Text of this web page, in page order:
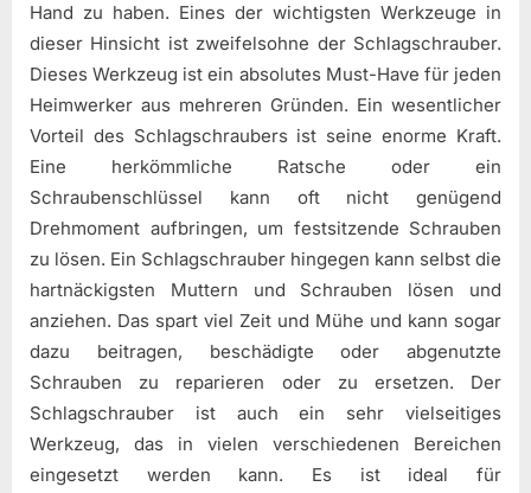
Hand zu haben. Eines der wichtigsten Werkzeuge in
dieser Hinsicht ist zweifelsohne der Schlagschrauber.
Dieses Werkzeug ist ein absolutes Must-Have für jeden
Heimwerker aus mehreren Gründen. Ein wesentlicher
Vorteil des Schlagschraubers ist seine enorme Kraft.
Eine herkömmliche Ratsche oder ein
Schraubenschlüssel kann oft nicht genügend
Drehmoment aufbringen, um festsitzende Schrauben
zu lösen. Ein Schlagschrauber hingegen kann selbst die
hartnäckigsten Muttern und Schrauben lösen und
anziehen. Das spart viel Zeit und Mühe und kann sogar
dazu beitragen, beschädigte oder abgenutzte
Schrauben zu reparieren oder zu ersetzen. Der
Schlagschrauber ist auch ein sehr vielseitiges
Werkzeug, das in vielen verschiedenen Bereichen
eingesetzt werden kann. Es ist ideal für